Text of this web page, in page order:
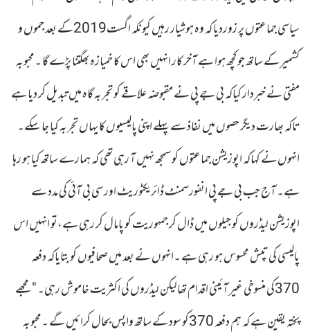
سیاسی جماعتوں پر زوردیا کہ وہ ہوشیار رہیں کیونکہ اگست2019کے بعد جموں و
کشمیر کے ساتھ جو کچھ ہوا ہے آخر کار انہیں بھی اس کا خمیازہ بھگتنا پڑے گا ۔محبوبہ
مفتی نے خبردار کیاکہ بی جے پی نے مقبوضہ علاقے کو تجربہ گاہ میں تبدیل کر دیا ہے
تاکہ بھارت دیگر حصوں میں نفاذ سے پہلے اپنی پالیسیوں کا یہاں تجربہ کیا جا سکے۔
انہوں نے کہاکہ اپوزیشن جماعتوں کو سمجھ نہیں آ رہی تھی کہ ہمارے ساتھ کیا ہو رہا
ہے۔ آج جب بی جے پی انفورسمنٹ ڈائریکٹوریٹ اور سی بی آئی کی مدد سے
اپوزیشن لیڈروں کو جیلوں میں ڈال کر جمہوریت کو پامال کر رہی ہے،تو انہیں اس
پالیسی کی تپش محسوس ہو رہی ہے ۔انہوں نے بعد میں صحافیوں کو بتایاکہ دفعہ
370کی منسوخی غیر آئینی اقدام تھالیکن لیڈروں کی اکثریت خاموش رہی۔ "مجھے
پختہ یقین ہے کہ ہم دفعہ 370کو سود کے ساتھ واپس بحال کرائیں گے ۔محبوبہ